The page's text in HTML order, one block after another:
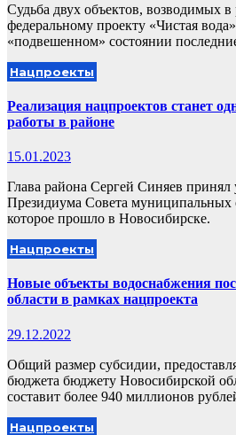
Судьба двух объектов, возводимых
федеральному проекту «Чистая
«подвешенном» состоянии
Нацпроекты
Реализация нацпроектов станет
работы в районе
15.01.2023
Глава района Сергей Синяев принял
Президиума Совета муниципальных
которое прошло в Новосибирске.
Нацпроекты
Новые объекты водоснабжения
области в рамках нацпроекта
29.12.2022
Общий размер субсидии,
бюджета бюджету Новосибирской
составит более 940 миллионов
Нацпроекты